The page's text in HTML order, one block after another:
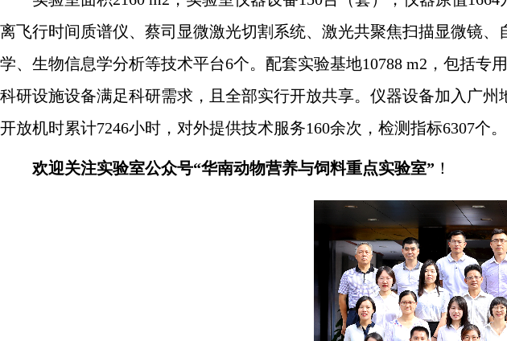
离飞行时间质谱仪、蔡司显微激光切割系统、激光共聚焦扫描显微镜
学、生物信息学分析等技术平台6个。配套实验基地10788 m2 ，包括专
科研设施设备满足科研需求，且全部实行开放共享。仪器设备加入广
开放机时累计7246小时，对外提供技术服务160余次，检测指标6307个。
欢迎关注实验室公众号“华南动物营养与饲料重点实验室” ！